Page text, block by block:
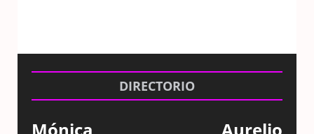
DIRECTORIO
Mónica Aurelio